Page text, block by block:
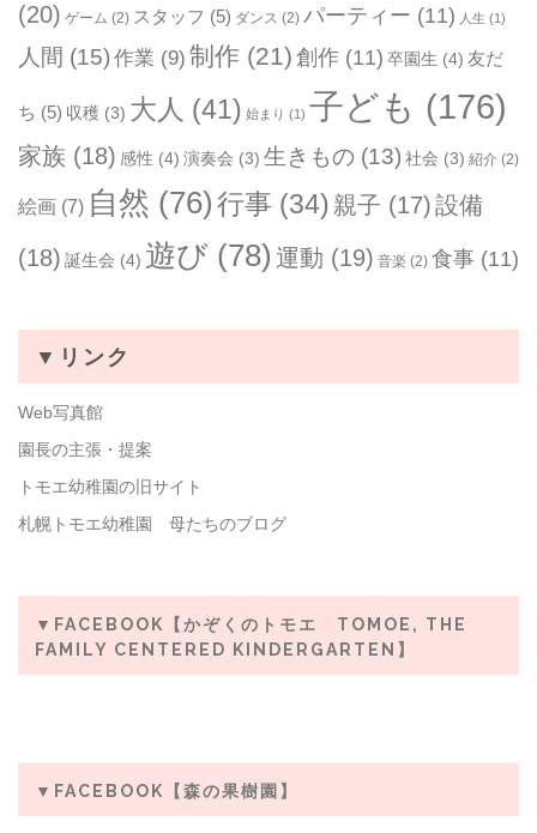
(20) ゲーム (2) スタッフ (5) ダンス (2) パーティー (11) 人生 (1)
人間 (15) 作業 (9) 制作 (21) 創作 (11) 卒園生 (4) 友だ
ち (5) 収穫 (3) 大人 (41) 始まり (1) 子ども (176)
家族 (18) 感性 (4) 演奏会 (3) 生きもの (13) 社会 (3) 紹介 (2)
絵画 (7) 自然 (76) 行事 (34) 親子 (17)設備
(18) 誕生会 (4) 遊び (78) 運動 (19) 音楽 (2) 食事 (11)
▼リンク
Web写真館
園長の主張・提案
トモエ幼稚園の旧サイト
札幌トモエ幼稚園 母たちのブログ
▼FACEBOOK【かぞくのトモエ TOMOE, THE
FAMILY CENTERED KINDERGARTEN】
▼FACEBOOK【森の果樹園】